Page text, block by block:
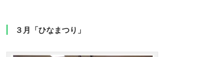
３月「ひなまつり」